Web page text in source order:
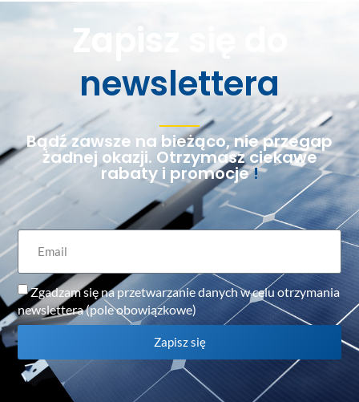
Zapisz się do
newslettera
Bądź zawsze na bieżąco, nie przegap
żadnej okazji. Otrzymasz ciekawe
rabaty i promocje!
Zgadzam się na przetwarzanie danych w celu otrzymania
newslettera (pole obowiązkowe)
Zapisz się